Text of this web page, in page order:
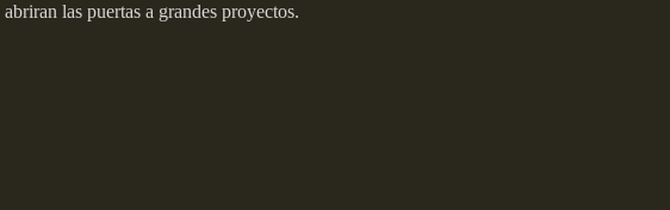
las puertas a grandes proyectos.